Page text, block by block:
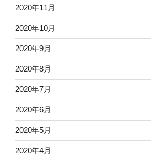
2020年11月
2020年10月
2020年9月
2020年8月
2020年7月
2020年6月
2020年5月
2020年4月